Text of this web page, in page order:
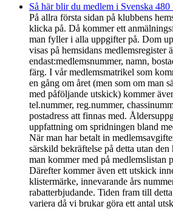
Så här blir du medlem i Svenska
På allra första sidan på klubbens
klicka på. Då kommer ett
man fyller i alla uppgifter på. Dom
visas på hemsidans medlemsregister
endast:medlemsnummer, namn,
färg. I vår medlemsmatrikel som
en gång om året (men som om man
med påföljande utskick) kommer
tel.nummer, reg.nummer,
postadress att finnas med.
uppfattning om spridningen bland
När man har betalt in
särskild bekräftelse på detta utan
man kommer med på medlemslistan
Därefter kommer även ett utskick
klistermärke, innevarande års
rabatterbjudande. Tiden fram till
variera då vi brukar göra ett antal